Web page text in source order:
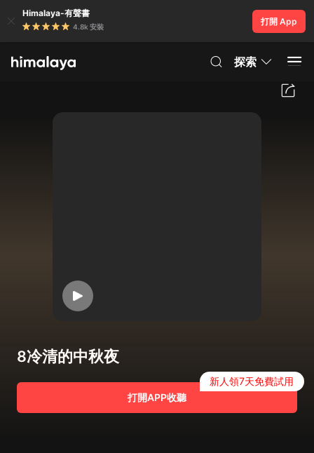
Himalaya-有聲書
4.8k 安裝
打開 App
探索
8冷清的中秋夜
打開APP收聽
新人領7天免費試用